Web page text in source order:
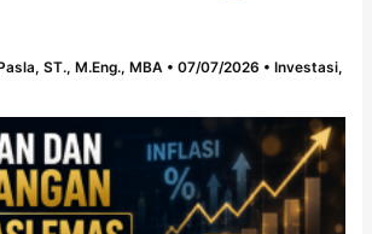
ST., M.Eng., MBA •07/07/2026 • Investasi,